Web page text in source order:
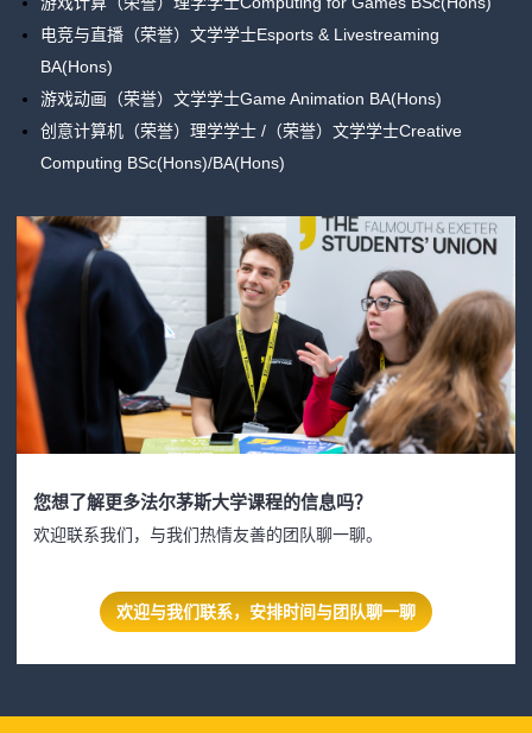
电竞与直播（荣誉）文学学士Esports & Livestreaming
BA(Hons)
游戏动画（荣誉）文学学士Game Animation BA(Hons)
创意计算机（荣誉）理学学士 /（荣誉）文学学士Creative
Computing BSc(Hons)/BA(Hons)
您想了解更多法尔茅斯大学课程的信息吗？
欢迎联系我们，与我们热情友善的团队聊一聊。
欢迎与我们联系，安排时间与团队聊一聊